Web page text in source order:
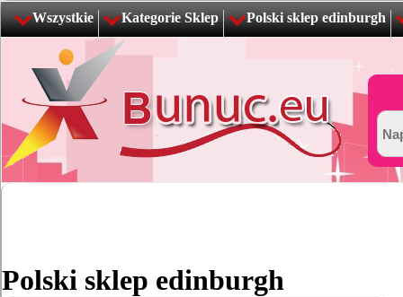
Wszystkie Kategorie Sklep Polski sklep edinburgh
Polski sklep edinburgh